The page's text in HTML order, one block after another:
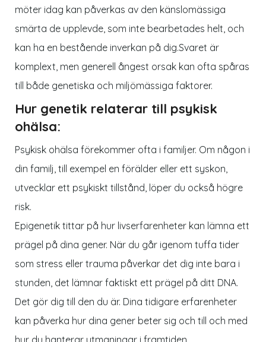
möter idag kan påverkas av den känslomässiga
smärta de upplevde, som inte bearbetades helt, och
kan ha en bestående inverkan på dig.Svaret är
komplext, men generell ångest orsak kan ofta spåras
till både genetiska och miljömässiga faktorer.
Hur genetik relaterar till psykisk
ohälsa:
Psykisk ohälsa förekommer ofta i familjer. Om någon i
din familj, till exempel en förälder eller ett syskon,
utvecklar ett psykiskt tillstånd, löper du också högre
risk.
Epigenetik tittar på hur livserfarenheter kan lämna ett
prägel på dina gener. När du går igenom tuffa tider
som stress eller trauma påverkar det dig inte bara i
stunden, det lämnar faktiskt ett prägel på ditt DNA.
Det gör dig till den du är. Dina tidigare erfarenheter
kan påverka hur dina gener beter sig och till och med
hur du hanterar utmaningar i framtiden.